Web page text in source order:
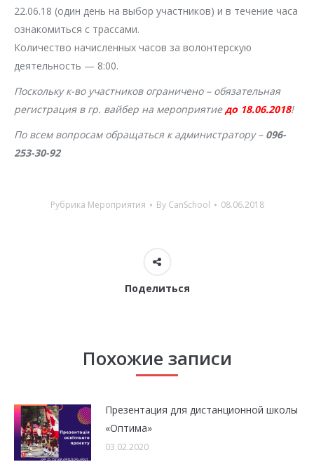
22.06.18 (один день на выбор участников) и в течение часа
ознакомиться с трассами.
Количество начисленных часов за волонтерскую
деятельность — 8:00.
Поскольку к-во участников ограничено – обязательная
регистрация в гр. вайбер на мероприятиедо 18.06.2018!
По всем вопросам обращаться к администратору – 096-
253-30-92
Рубрика Мероприятия By CanSchool 08.06.2018
Поделиться
Похожие записи
Презентация для дистанционной школы
«Оптима»
03.02.2020